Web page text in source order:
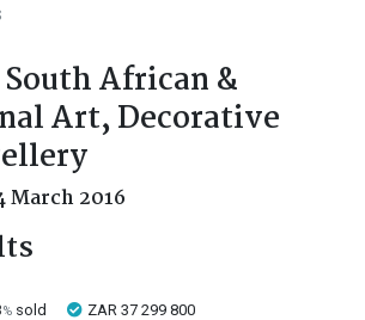
African &
Art, Decorative
March 2016
% sold ZAR 37 299 800